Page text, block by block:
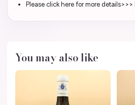
Please click here for more details>>>
You may also like